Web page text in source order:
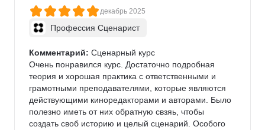
декабрь 2025
Профессия Сценарист
Комментарий: Сценарный курс
Очень понравился курс. Достаточно подробная
теория и хорошая практика с ответственными и
грамотными преподавателями, которые являются
действующими киноредакторами и авторами. Было
полезно иметь от них обратную свзяь, чтобы
создать своб историю и целый сценарий. Особого